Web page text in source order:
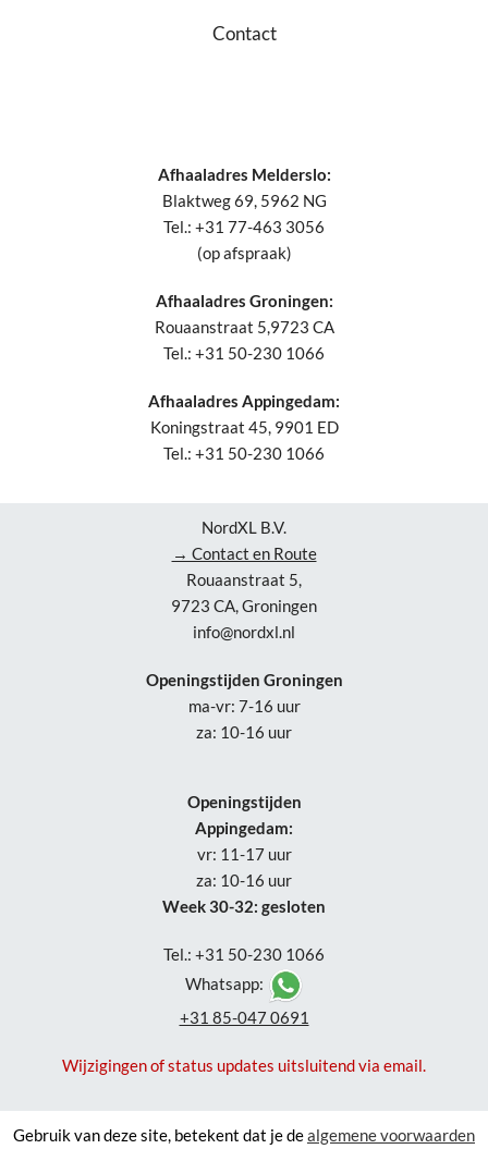
Contact
Afhaaladres Melderslo:
Blaktweg 69, 5962 NG
Tel.: +31 77-463 3056
(op afspraak)
Afhaaladres Groningen:
Rouaanstraat 5,9723 CA
Tel.: +31 50-230 1066
Afhaaladres Appingedam:
Koningstraat 45, 9901 ED
Tel.: +31 50-230 1066
NordXL B.V.
→ Contact en Route
Rouaanstraat 5,
9723 CA, Groningen
info@nordxl.nl
Openingstijden Groningen
ma-vr: 7-16 uur
za: 10-16 uur
Openingstijden
Appingedam:
vr: 11-17 uur
za: 10-16 uur
Week 30-32: gesloten
Tel.: +31 50-230 1066
Whatsapp:
+31 85-047 0691
Wijzigingen of status updates uitsluitend via email.
Gebruik van deze site, betekent dat je dealgemene voorwaarden